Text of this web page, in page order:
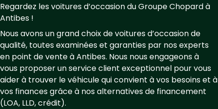
Regardez les voitures d’occasion du Groupe Chopard à
Antibes !
Nous avons un grand choix de voitures d’occasion de
qualité, toutes examinées et garanties par nos experts
en point de vente à Antibes. Nous nous engageons à
vous proposer un service client exceptionnel pour vous
aider à trouver le véhicule qui convient à vos besoins et à
vos finances grâce à nos alternatives de financement
(LOA, LLD, crédit).